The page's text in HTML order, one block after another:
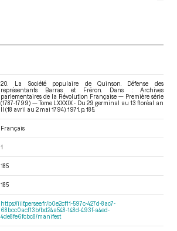
20. La Société populaire de Quinson. Défense des
représentants Barras et Fréron. Dans : Archives
parlementaires de la Révolution Française — Première série
(1787-1799) — Tome LXXXIX - Du 29 germinal au 13 floréal an
II (18 avril au 2 mai 1794) . 1971. p. 185.
Français
1
185
185
https://iiif.persee.fr/b0e2cf11-597c-427d-8ac7-
68bcc0acf13b/bd24a548-148d-493f-a4ed-
4de8fe6fcbc8/manifest